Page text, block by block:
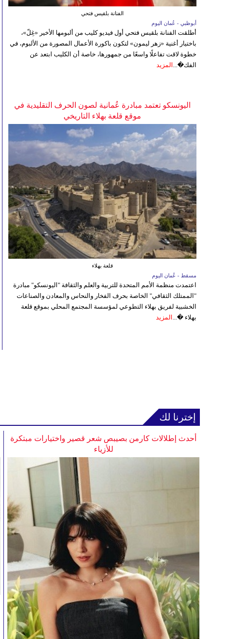
الفنانة بلقيس فتحي
أبوظبي - عُمان اليوم
أطلقت الفنانة بلقيس فتحي أول فيديو كليب من ألبومها الأخير «غِلّ»،
باختيار أغنية «زهر ليمون» لتكون باكورة الأعمال المصورة من الألبوم، في
خطوة لاقت تفاعلًا واسعًا من جمهورها، خاصة أن الكليب ابتعد عن
الفك�... المزيد
اليونسكو تعتمد مبادرة عُمانية لصون الحرف التقليدية في
موقع قلعة بهلاء التاريخي
قلعة بهلاء
مسقط - عُمان اليوم
اعتمدت منظمة الأمم المتحدة للتربية والعلم والثقافة "اليونسكو" مبادرة
"الممتلك الثقافي" الخاصة بحرف الفخار والنحاس والمعادن والصناعات
الخشبية لفريق بهلاء التطوعي لمؤسسة المجتمع المحلي بموقع قلعة
بهلاء �... المزيد
إخترنا لك
أحدث إطلالات كارمن بصيبص شعر قصير واختيارات مبتكرة
للأزياء